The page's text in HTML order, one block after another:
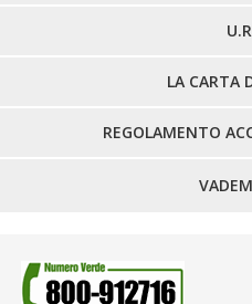
LA CARTA
REGOLAMENTO